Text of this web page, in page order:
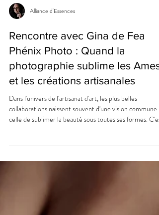
Alliance d'Essences
Rencontre avec Gina de Fea
Phénix Photo : Quand la
photographie sublime les Ames
et les créations artisanales
celle de sublimer la beauté sous toutes ses formes. C'est
ainsi que j'ai eu le plaisir de rencontrer Gina, la
portées par ses modèles pour magnifier leur féminité et
leur confiance en elles.